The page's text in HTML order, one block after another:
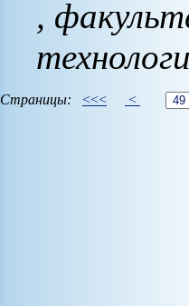
,
Страницы: <<< <